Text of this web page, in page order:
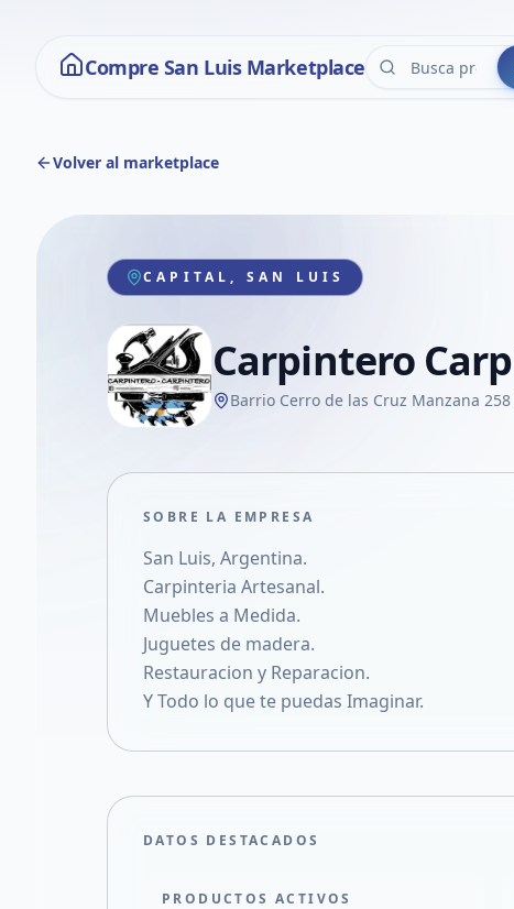
Compre San Luis Marketplace
Volver al marketplace
CAPITAL, SAN LUIS
Carpintero
Barrio Cerro de las Cruz Manzana 258
SOBRE LA EMPRESA
San Luis, Argentina.
Carpinteria Artesanal.
Muebles a Medida.
Juguetes de madera.
Restauracion y Reparacion.
Y Todo lo que te puedas Imaginar.
DATOS DESTACADOS
PRODUCTOS ACTIVOS